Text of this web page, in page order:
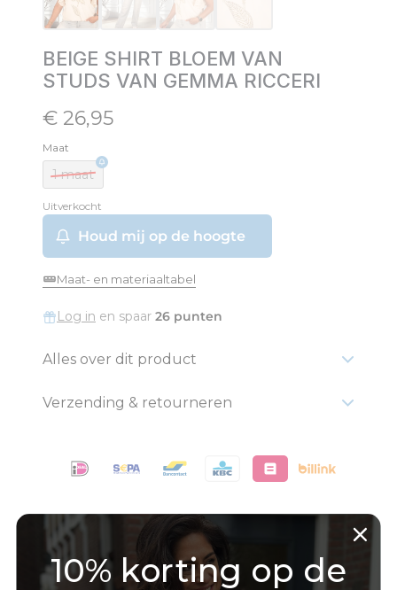
BEIGE SHIRT BLOEM VAN
STUDS VAN GEMMA RICCERI
€ 26,95
Maat
1 maat
Uitverkocht
Maat- en materiaaltabel
Log in en spaar 26 punten
Alles over dit product
Verzending & retourneren
Gratis verzending vanaf € 75,-
Betaal achteraf via Billink
10% korting op de